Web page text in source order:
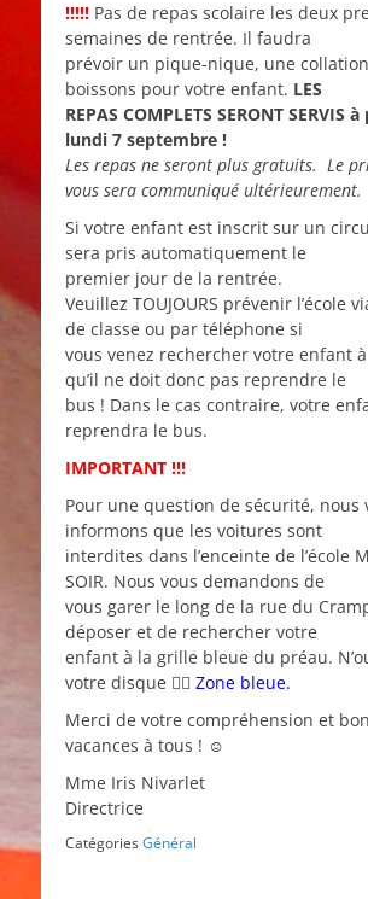
!!!!! Pas de repas scolaire les deux
semaines de rentrée. Il faudra
prévoir un pique-nique, une
boissons pour votre enfant. LES
REPAS COMPLETS SERONT SERVIS
lundi 7 septembre !
Les repas ne seront plus gratuits. Le
vous sera communiqué ultérieurement.
Si votre enfant est inscrit sur un
sera pris automatiquement le
premier jour de la rentrée.
Veuillez TOUJOURS prévenir l’école
de classe ou par téléphone si
vous venez rechercher votre enfant à
qu’il ne doit donc pas reprendre le
bus ! Dans le cas contraire, votre
reprendra le bus.
IMPORTANT !!!
Pour une question de sécurité, nous
informons que les voitures sont
interdites dans l’enceinte de l’école
SOIR. Nous vous demandons de
vous garer le long de la rue du
déposer et de rechercher votre
enfant à la grille bleue du préau.
votre disque  Zone bleue.
Merci de votre compréhension et
vacances à tous ! ☺
Mme Iris Nivarlet
Directrice
CatégoriesGénéral